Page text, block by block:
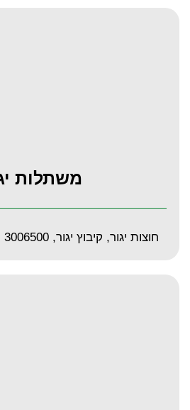
משתלות
חוצות יגור, קיבוץ יגור, 3006500